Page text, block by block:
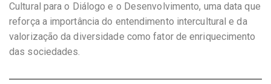
Cultural para o Diálogo e o Desenvolvimento, uma data que
reforça a importância do entendimento intercultural e da
valorização da diversidade como fator de enriquecimento
das sociedades.